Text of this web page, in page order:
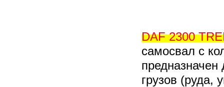
DAF 2300
самосвал с
предназначен
грузов (руда,